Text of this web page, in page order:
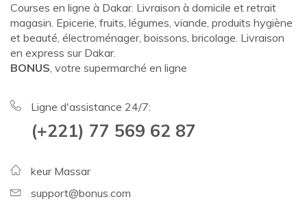
Courses en ligne à Dakar. Livraison à domicile et retrait
magasin. Epicerie, fruits, légumes, viande, produits hygiène
et beauté, électroménager, boissons, bricolage. Livraison
en express sur Dakar.
BONUS, votre supermarché en ligne
Ligne d'assistance 24/7:
(+221) 77 569 62 87
keur Massar
support@bonus.com